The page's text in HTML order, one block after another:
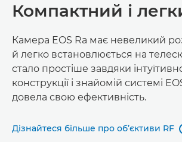
Компактний і
Камера EOS Ra має невеликий
й легко встановлюється на
стало простіше завдяки
конструкції і знайомій системі
довела свою ефективність.
Дізнайтеся більше про об’єктиви RF